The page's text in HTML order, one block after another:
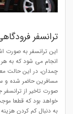
ترانسفر
این ترانسفر به صورت
انجام می شود که به
چمدان، در این حالت
مسافرین حاضر شده و
صورت تاخیر از ترانسفر
خواهد بود که قطعا
به دنبال کم کردن